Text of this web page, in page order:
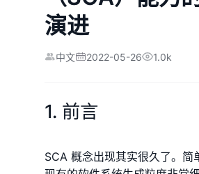
演进
中文 2022-05-26 1.0k
1. 前言
SCA 概念出现其实很久了。简